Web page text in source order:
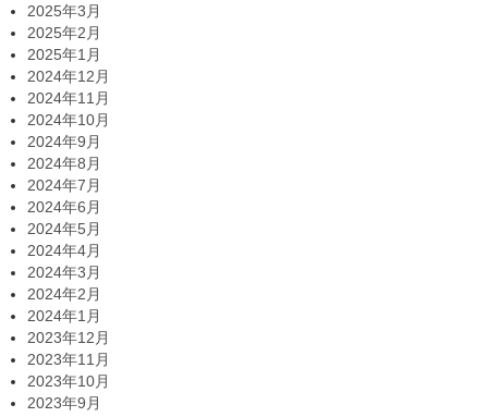
2025年3月
2025年2月
2025年1月
2024年12月
2024年11月
2024年10月
2024年9月
2024年8月
2024年7月
2024年6月
2024年5月
2024年4月
2024年3月
2024年2月
2024年1月
2023年12月
2023年11月
2023年10月
2023年9月